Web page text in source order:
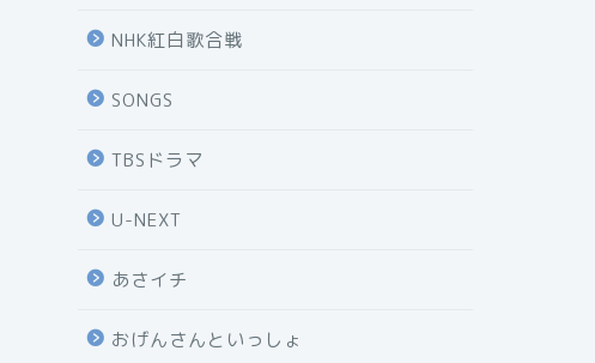
NHK紅白歌合戦
SONGS
TBSドラマ
U-NEXT
あさイチ
おげんさんといっしょ